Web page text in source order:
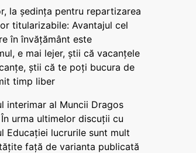
la ședința pentru repartizarea
titularizabile: Avantajul cel
în învățământ este
e mai lejer, știi că vacanțele
știi că te poți bucura de
timp liber
interimar al Muncii Dragos
În urma ultimelor discuții cu
Educației lucrurile sunt mult
față de varianta publicată